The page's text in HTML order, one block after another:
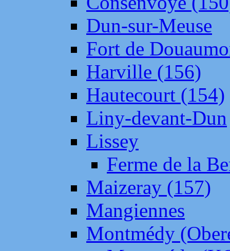
Dun-sur-Meuse
Fort de
Harville (156)
Hautecourt (154)
Liny-devant-Dun
Lissey
Ferme de la
Maizeray (157)
Mangiennes
Montmédy